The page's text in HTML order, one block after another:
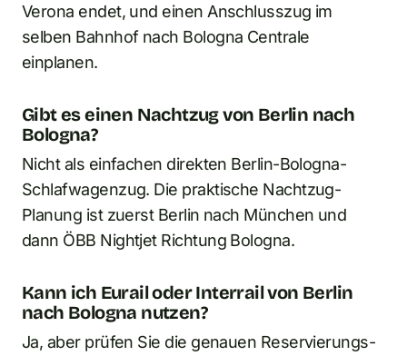
Verona endet, und einen Anschlusszug im
selben Bahnhof nach Bologna Centrale
einplanen.
Gibt es einen Nachtzug von Berlin nach
Bologna?
Nicht als einfachen direkten Berlin-Bologna-
Schlafwagenzug. Die praktische Nachtzug-
Planung ist zuerst Berlin nach München und
dann ÖBB Nightjet Richtung Bologna.
Kann ich Eurail oder Interrail von Berlin
nach Bologna nutzen?
Ja, aber prüfen Sie die genauen Reservierungs-